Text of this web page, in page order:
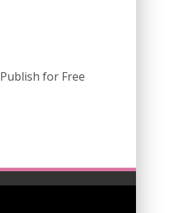
Publish for Free